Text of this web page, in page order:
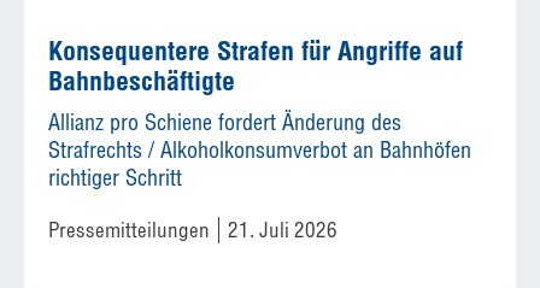
Konsequentere Strafen für Angriffe auf
Bahnbeschäftigte
Allianz pro Schiene fordert Änderung des
Strafrechts / Alkoholkonsumverbot an Bahnhöfen
richtiger Schritt
Pressemitteilungen 21. Juli 2026